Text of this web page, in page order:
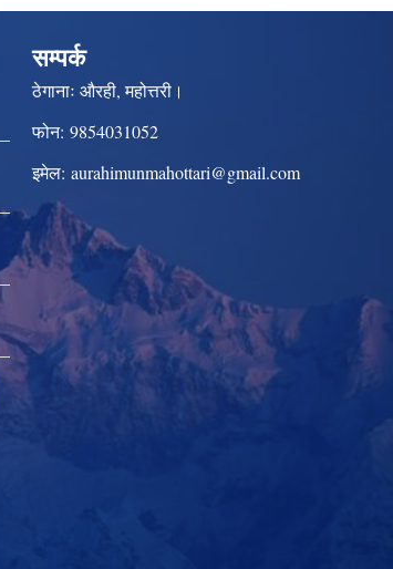
सम्पर्क
ठेगानाः औरही, महोत्तरी।
फोन: 9854031052
इमेल: aurahimunmahottari@gmail.com